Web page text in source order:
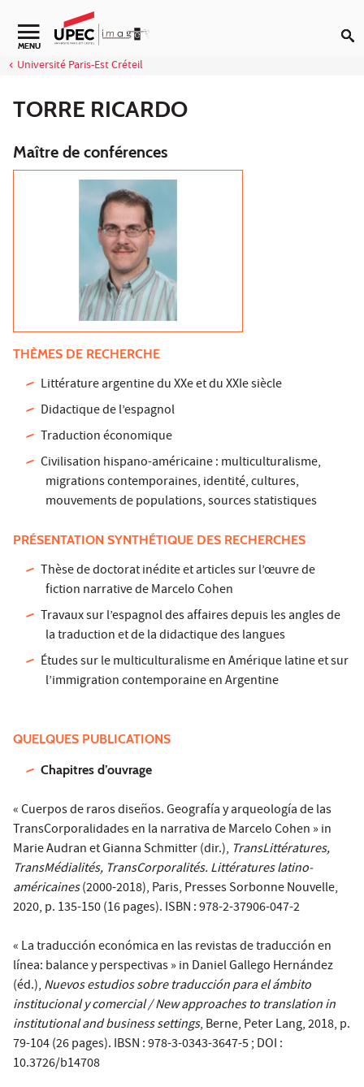
Aller au contenu
Navigation secondaire
MENU
Université Paris-Est Créteil
TORRE RICARDO
Maître de conférences
THÈMES DE RECHERCHE
Littérature argentine du XXe et du XXIe siècle
Didactique de l’espagnol
Traduction économique
Civilisation hispano-américaine : multiculturalisme,
migrations contemporaines, identité, cultures,
mouvements de populations, sources statistiques
PRÉSENTATION SYNTHÉTIQUE DES RECHERCHES
Thèse de doctorat inédite et articles sur l’œuvre de
fiction narrative de Marcelo Cohen
Travaux sur l’espagnol des affaires depuis les angles de
la traduction et de la didactique des langues
Études sur le multiculturalisme en Amérique latine et sur
l’immigration contemporaine en Argentine
QUELQUES PUBLICATIONS
Chapitres d’ouvrage
« Cuerpos de raros diseños. Geografía y arqueología de las
TransCorporalidades en la narrativa de Marcelo Cohen » in
Marie Audran et Gianna Schmitter (dir.), TransLittératures,
TransMédialités, TransCorporalités. Littératures latino-
américaines(2000-2018), Paris, Presses Sorbonne Nouvelle,
2020, p. 135-150 (16 pages). ISBN : 978-2-37906-047-2
« La traducción económica en las revistas de traducción en
línea: balance y perspectivas » in Daniel Gallego Hernández
(éd.), Nuevos estudios sobre traducción para el ámbito
institucional y comercial / New approaches to translation in
institutional and business settings, Berne, Peter Lang, 2018, p.
79-104 (26 pages). IBSN : 978-3-0343-3647-5 ; DOI :
10.3726/b14708